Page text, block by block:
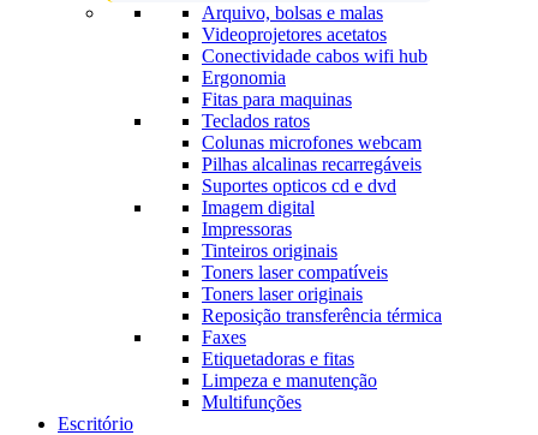
Arquivo, bolsas e malas
Videoprojetores acetatos
Conectividade cabos wifi hub
Ergonomia
Fitas para maquinas
Teclados ratos
Colunas microfones webcam
Pilhas alcalinas recarregáveis
Suportes opticos cd e dvd
Imagem digital
Impressoras
Tinteiros originais
Toners laser compatíveis
Toners laser originais
Reposição transferência térmica
Faxes
Etiquetadoras e fitas
Limpeza e manutenção
Multifunções
Escritório